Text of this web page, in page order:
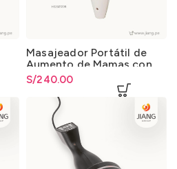
Masajeador Portátil de
Aumento de Mamas con
Copas de Succión
S/240.00